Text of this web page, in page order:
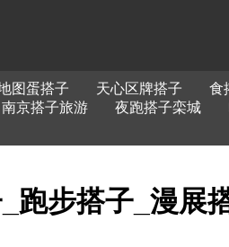
图蛋搭子 天心区牌搭子 食
南京搭子旅游 夜跑搭子栾城
跑步搭子_漫展